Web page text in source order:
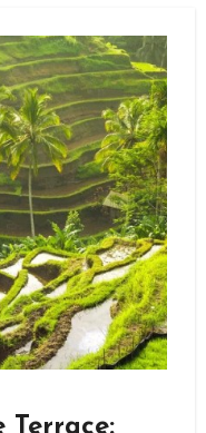
Terrace: